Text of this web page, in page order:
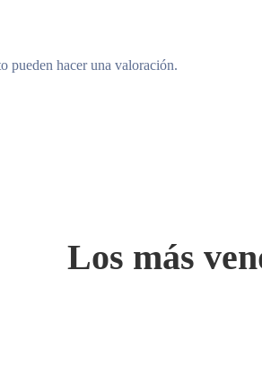
pueden hacer una valoración.
Los más